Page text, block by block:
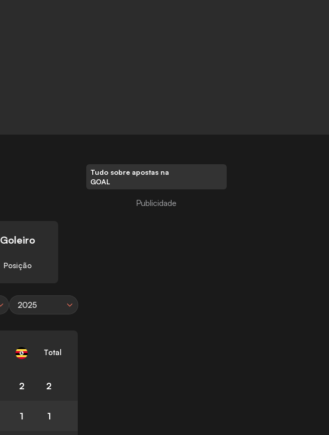
Goleiro
Posição
2025
Total
2 2
1 1
Tudo sobre apostas na
GOAL